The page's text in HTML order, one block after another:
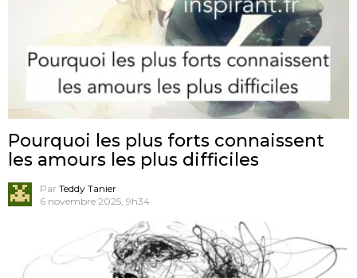
Pourquoi les plus forts connaissent
les amours les plus difficiles
Par Teddy Tanier
6 novembre 2025, 9h34